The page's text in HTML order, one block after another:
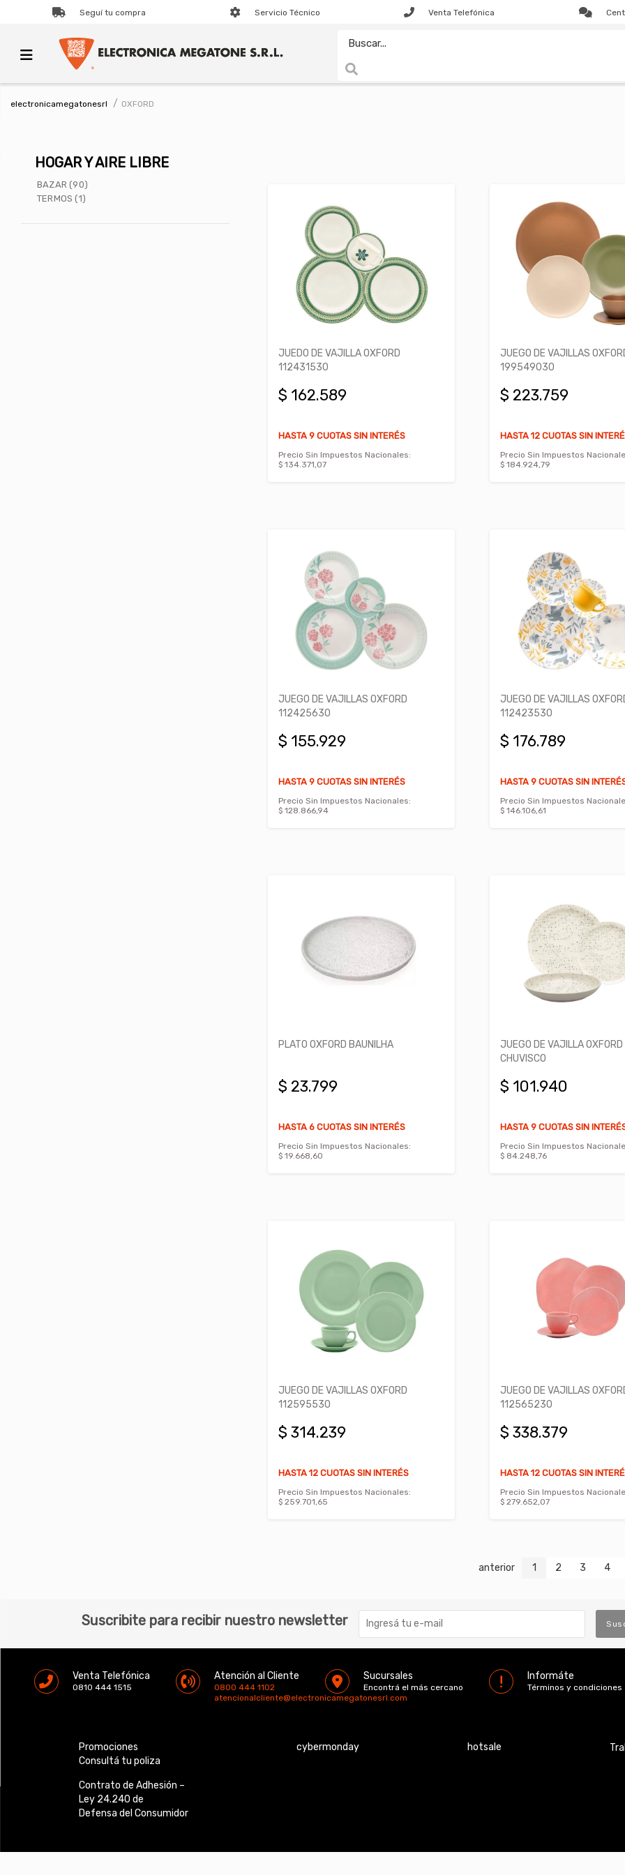
Seguí tu compra Servicio Técnico Venta Telefónica
electronicamegatonesrl OXFORD
HOGAR Y AIRE LIBRE
BAZAR (90)
TERMOS (1)
JUEDO DE VAJILLA OXFORD
112431530
$ 162.589
HASTA 9 CUOTAS SIN INTERÉS
Precio Sin Impuestos Nacionales:
$ 134.371,07
JUEGO DE VAJILLAS
199549030
$ 223.759
HASTA 12 CUOTAS SIN
Precio Sin Impuestos
$ 184.924,79
JUEGO DE VAJILLAS OXFORD
112425630
$ 155.929
HASTA 9 CUOTAS SIN INTERÉS
Precio Sin Impuestos Nacionales:
$ 128.866,94
JUEGO DE VAJILLAS
112423530
$ 176.789
HASTA 9 CUOTAS SIN
Precio Sin Impuestos
$ 146.106,61
PLATO OXFORD BAUNILHA
$ 23.799
HASTA 6 CUOTAS SIN INTERÉS
Precio Sin Impuestos Nacionales:
$ 19.668,60
JUEGO DE VAJILLA OXFORD
CHUVISCO
$ 101.940
HASTA 9 CUOTAS SIN
Precio Sin Impuestos
$ 84.248,76
JUEGO DE VAJILLAS OXFORD
112595530
$ 314.239
HASTA 12 CUOTAS SIN INTERÉS
Precio Sin Impuestos Nacionales:
$ 259.701,65
JUEGO DE VAJILLAS
112565230
$ 338.379
HASTA 12 CUOTAS SIN
Precio Sin Impuestos
$ 279.652,07
anterior 1 2 3 4
Suscribite para recibir nuestro newsletter
Venta Telefónica
0810 444 1515
Atención al Cliente
0800 444 1102
atencionalcliente@electronicamegatonesrl.com
Sucursales
Encontrá el más cercano
Informáte
Términos y condiciones
Promociones
Consultá tu poliza
Contrato de Adhesión –
Ley 24.240 de
Defensa del Consumidor
cybermonday hotsale